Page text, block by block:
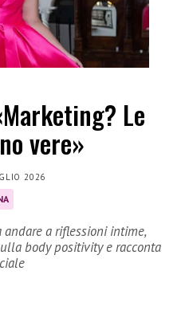
Le
vere»
2026
a riflessioni intime,
body positivity e racconta